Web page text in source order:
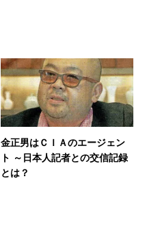
金正男はＣＩＡのエージェン
ト ～日本人記者との交信記録
とは？